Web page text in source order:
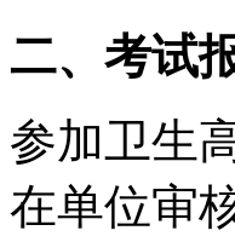
二、考试
参加卫生
在单位审